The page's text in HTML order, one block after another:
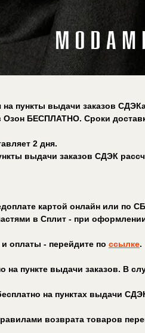
на пункты выдачи заказов
Озон БЕСПЛАТНО. Сроки
2 дня.
выдачи заказов СДЭК
картой онлайн или по
в Сплит - при
оплаты - перейдите по ссылке.
пункте выдачи заказов. В
на пунктах выдачи
возврата товаров